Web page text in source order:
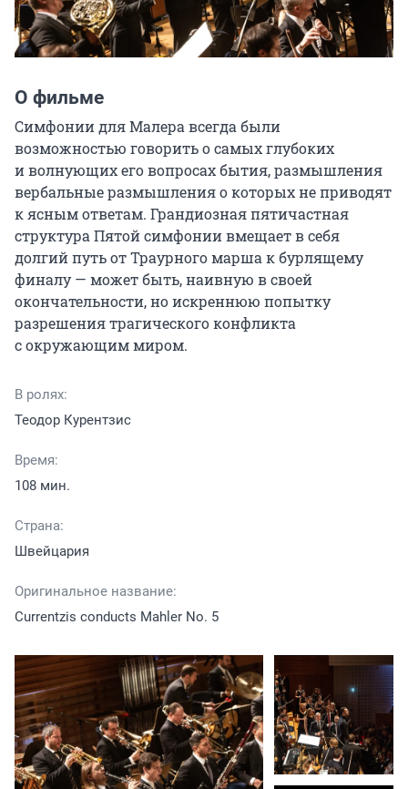
О фильме
Симфонии для Малера всегда были
возможностью говорить о самых глубоких
и волнующих его вопросах бытия, размышления
вербальные размышления о которых не приводят
к ясным ответам. Грандиозная пятичастная
структура Пятой симфонии вмещает в себя
долгий путь от Траурного марша к бурлящему
финалу — может быть, наивную в своей
окончательности, но искреннюю попытку
разрешения трагического конфликта
с окружающим миром.
В ролях:
Теодор Курентзис
Время:
108 мин.
Страна:
Швейцария
Оригинальное название:
Currentzis conducts Mahler No. 5